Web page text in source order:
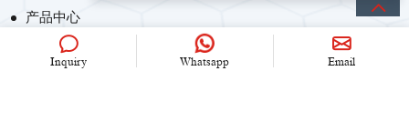
产品中心
联系我们
Inquiry Whatsapp Email